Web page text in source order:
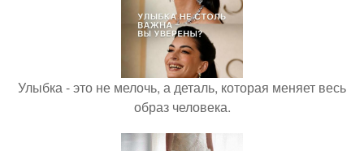
Улыбка - это не мелочь, а деталь, которая меняет весь
образ человека.